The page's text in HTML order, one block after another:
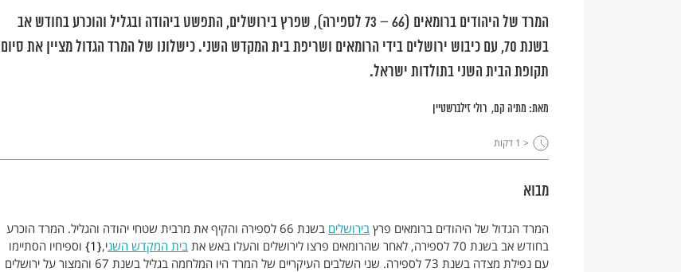
המרד של היהודים ברומאים (66 – 73 לספירה), שפרץ בירושלים, התפשט ביהודה ובגליל והוכרע בחודש אב
בשנת 70, עם כיבוש ירושלים בידי הרומאים ושריפת בית המקדש השני. כישלונו של המרד הגדול מציין את סיום
תקופת הבית השני בתולדות ישראל.
מאת: מתיה קם רולי זילברשטיין
< 1 דקות
מבוא
המרד הגדול של היהודים ברומאים פרץ בירושלים
בשנת 66 לספירה והקיף את מרבית שטחי יהודה והגליל. המרד הוכרע
בחודש אב בשנת 70 לספירה, לאחר שהרומאים פרצו לירושלים והעלו באש את
בית המקדש השני, 1 וספיחיו הסתיימו
עם נפילת מצדה בשנת 73 לספירה. שני השלבים העיקריים של המרד היו המלחמה בגליל בשנת 67 והמצור על ירושלים